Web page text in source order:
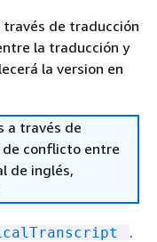
través de traducción
la traducción y
la version en
a través de
de conflicto entre
de inglés,
.